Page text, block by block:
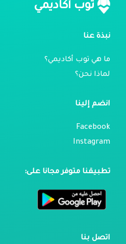
توب أكاديمي
نبذة عنا
ما هي توب أكاديمي؟
لماذا نحن؟
انضم إلينا
Facebook
Instagram
تطبيقنا متوفر مجانا على:
اتصل بنا